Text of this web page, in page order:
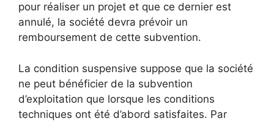
pour réaliser un projet et que ce dernier est
annulé, la société devra prévoir un
remboursement de cette subvention.
La condition suspensive suppose que la société
ne peut bénéficier de la subvention
d’exploitation que lorsque les conditions
techniques ont été d’abord satisfaites. Par